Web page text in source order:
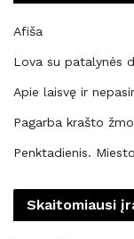
Afiša
Lova su patalynės
Apie laisvę ir
Pagarba krašto
Penktadienis.
Skaitomiausi